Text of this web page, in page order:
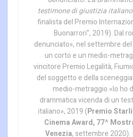
testimone di giustizia
finalista del Premio
Buonarrori”, 2019). Dal
denunciato», nel settembre
un corto e un medio-
vincitore Premio Legalità,
del soggetto e della
medio-metraggio «Io ho
drammatica vicenda di un
italiano», 2019 (Premio
Cinema Award, 77^
Venezia, settembre 2020).